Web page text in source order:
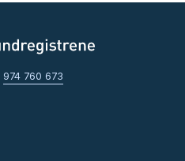
974 760 673